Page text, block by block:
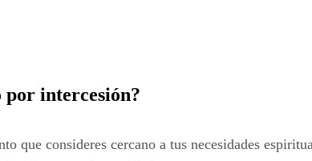
por intercesión?
que consideres cercano a tus necesidades